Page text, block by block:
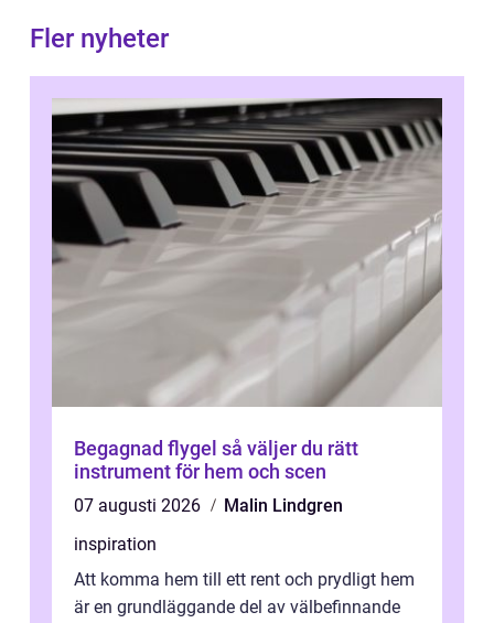
Fler nyheter
Begagnad flygel så väljer du rätt
instrument för hem och scen
07 augusti 2026
Malin Lindgren
inspiration
Att komma hem till ett rent och prydligt hem
är en grundläggande del av välbefinnande